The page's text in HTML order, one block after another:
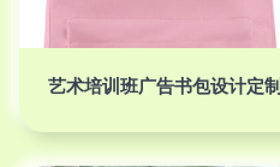
艺术培训班广告书包设计定